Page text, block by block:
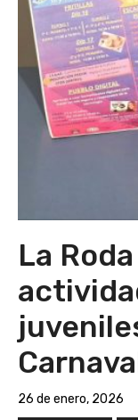
La
26 de enero, 2026